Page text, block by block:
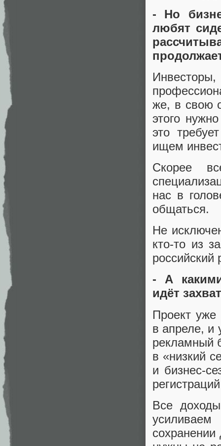
- Но
любят
же, в свою
этого
это
ищем
Скорее
нас в
общаться.
Не
кто-то из
российский
- А
идёт
Проект уже
в апреле, и
рекламный
в «низкий
и бизнес-
Все
усиливаем